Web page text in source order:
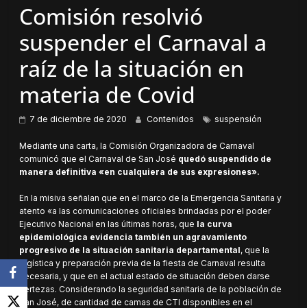
Comisión resolvió
suspender el Carnaval a
raíz de la situación en
materia de Covid
7 de diciembre de 2020 Contenidos suspensión
Mediante una carta, la Comisión Organizadora de Carnaval
comunicó que el Carnaval de San José quedó suspendido de
manera definitiva «en cualquiera de sus expresiones».
En la misiva señalan que en el marco de la Emergencia Sanitaria y
atento «a las comunicaciones oficiales brindadas por el poder
Ejecutivo Nacional en las últimas horas, que la curva
epidemiológica evidencia también un agravamiento
progresivo de la situación sanitaria departamental, que la
logística y preparación previa de la fiesta de Carnaval resulta
necesaria, y que en el actual estado de situación deben darse
certezas. Considerando la seguridad sanitaria de la población de
San José, de cantidad de camas de CTI disponibles en el